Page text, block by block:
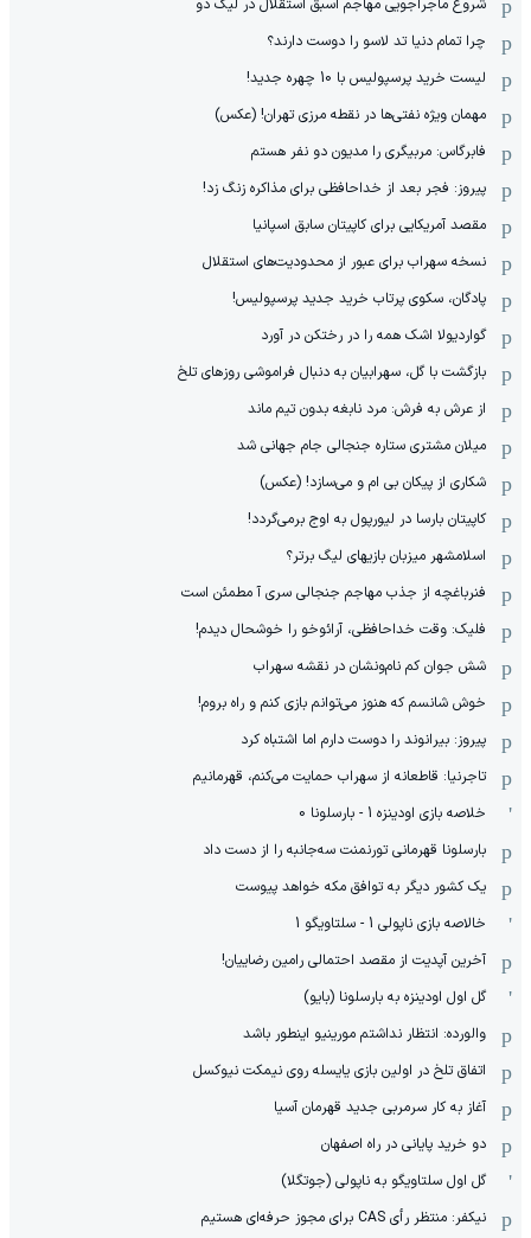
شروع ماجراجویی مهاجم اسبق استقلال در لیگ دو
چرا تمام دنیا تد لاسو را دوست دارند؟
لیست خرید پرسپولیس با 10 چهره جدید!
مهمان‌ ویژه نفتی‌ها در نقطه مرزی تهران! (عکس)
فابرگاس: مربیگری را مدیون دو نفر هستم
پیروز: فجر بعد از خداحافظی برای مذاکره زنگ زد!
مقصد آمریکایی برای کاپیتان سابق اسپانیا
نسخه سهراب برای عبور از محدودیت‌های استقلال
پادگان، سکوی پرتاب خرید جدید پرسپولیس!
گواردیولا اشک همه را در رختکن در آورد
بازگشت با گل، سهرابیان به دنبال فراموشی روزهای تلخ
از عرش به فرش: مرد نابغه‌ بدون تیم ماند
میلان مشتری ستاره جنجالی جام جهانی شد
شکاری از پیکان بی ام و می‌سازد! (عکس)
کاپیتان بارسا در لیورپول به اوج برمی‌گردد!
اسلامشهر میزبان بازیهای لیگ برتر؟
فنرباغچه از جذب مهاجم جنجالی سری آ مطمئن است
فلیک: وقت خداحافظی، آرائوخو را خوشحال دیدم!
شش جوان کم نام‌و‌نشان در نقشه سهراب
خوش شانسم که هنوز می‌توانم بازی کنم و راه بروم!
پیروز: بیرانوند را دوست دارم اما اشتباه کرد
تاجرنیا: قاطعانه از سهراب حمایت می‌کنم، قهرمانیم
خلاصه بازی اودینزه 1 - بارسلونا 0
بارسلونا قهرمانی تورنمنت سه‌جانبه را از دست داد
یک کشور دیگر به توافق مکه خواهد پیوست
خالاصه بازی ناپولی 1 - سلتاویگو 1
آخرین آپدیت از مقصد احتمالی رامین رضاییان!
گل اول اودینزه به بارسلونا (بایو)
والورده: انتظار نداشتم مورینیو اینطور باشد
اتفاق تلخ در اولین بازی یایسله روی نیمکت نیوکسل
آغاز به کار سرمربی جدید قهرمان آسیا
دو خرید پایانی در راه اصفهان
گل اول سلتاویگو به ناپولی (جوتگلا)
نیکفر: منتظر رأی CAS برای مجوز حرفه‌ای هستیم